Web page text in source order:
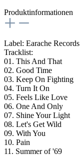
Produktinformationen
Label: Earache Records
Tracklist:
01. This And That
02. Good Time
03. Keep On Fighting
04. Turn It On
05. Feels Like Love
06. One And Only
07. Shine Your Light
08. Let's Get Wild
09. With You
10. Pain
11. Summer of '69